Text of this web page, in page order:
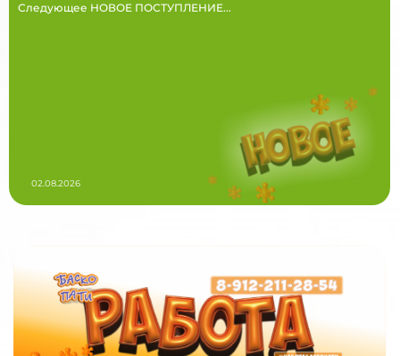
Следующее НОВОЕ ПОСТУПЛЕНИЕ...
02.08.2026